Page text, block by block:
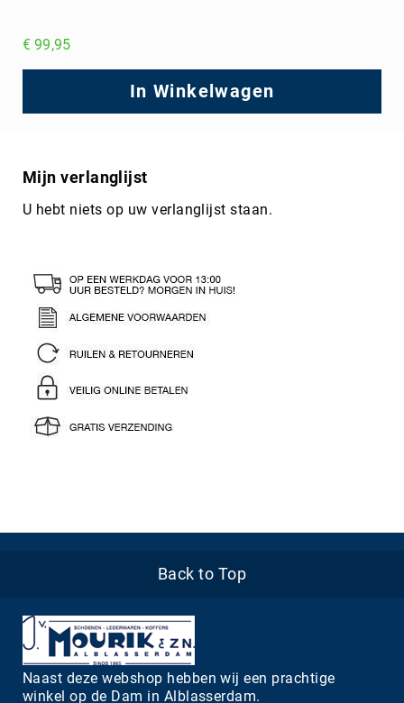
€ 99,95
In Winkelwagen
Mijn verlanglijst
U hebt niets op uw verlanglijst staan.
Back to Top
Naast deze webshop hebben wij een prachtige
winkel op de Dam in Alblasserdam.